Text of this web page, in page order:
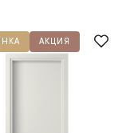
АКЦИЯ